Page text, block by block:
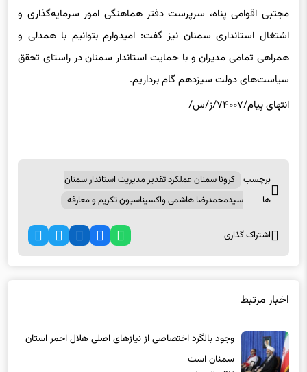
مدیران ارشد استان نهایت سپاس و تشکر را ابراز کنم.
مجتبی اقوامی پناه، سرپرست دفتر هماهنگی امور سرمایه‌گذاری و
اشتغال استانداری سمنان نیز گفت: امیدوارم بتوانیم با همدلی و
همراهی تمامی مدیران و با حمایت استاندار سمنان در راستای تحقق
سیاست‌های دولت سیزدهم گام برداریم.
برچسب کرونا سمنان عملکرد تقدیر مدیریت استاندار سمنان
اخبار مرتبط
وجود بالگرد اختصاصی از نیازهای اصلی هلال احمر استان